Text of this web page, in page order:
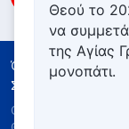
Όροι Χρήσης
Συντελεστές
Copyright © 2026
Θεού το
να
της Αγίας
μονοπάτι.